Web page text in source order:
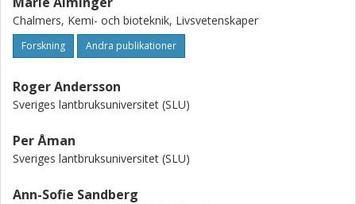
Chalmers, Kemi- och bioteknik, Livsvetenskaper
Forskning Andra publikationer
Roger Andersson
Sveriges lantbruksuniversitet (SLU)
Per Åman
Sveriges lantbruksuniversitet (SLU)
Ann-Sofie Sandberg